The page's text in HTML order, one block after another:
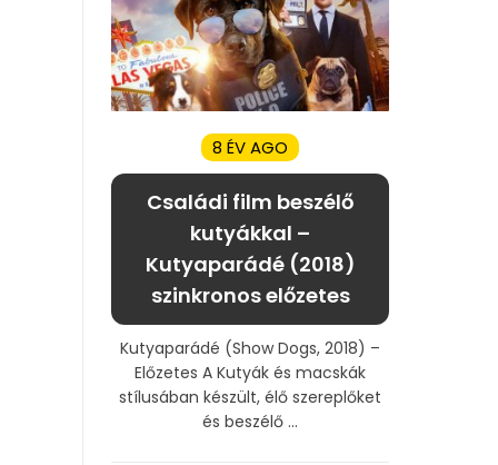
8 ÉV AGO
Családi film beszélő
kutyákkal –
Kutyaparádé (2018)
szinkronos előzetes
Kutyaparádé (Show Dogs, 2018) –
Előzetes A Kutyák és macskák
stílusában készült, élő szereplőket
és beszélő ...